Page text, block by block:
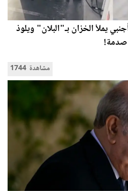
يملأ الخزان بـ"البلان" ويلوذ
صدمة!
1744 مشاهدة